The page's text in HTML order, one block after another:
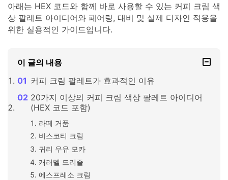
아래는 HEX 코드와 함께 바로 사용할 수 있는 커피 크림 색
상 팔레트 아이디어와 페어링, 대비 및 실제 디자인 적용을
위한 실용적인 가이드입니다.
이 글의 내용
커피 크림 팔레트가 효과적인 이유
20가지 이상의 커피 크림 색상 팔레트 아이디어
(HEX 코드 포함)
라떼 거품
비스코티 크림
귀리 우유 모카
캐러멜 드리즐
에스프레소 크림